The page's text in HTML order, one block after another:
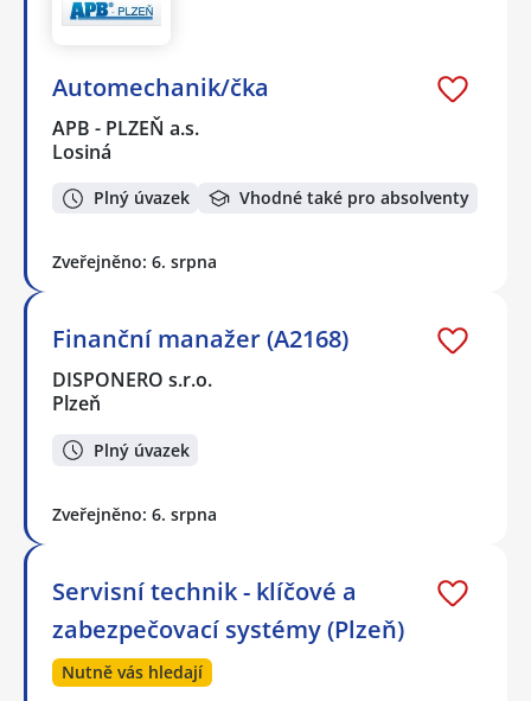
Automechanik/čka
APB - PLZEŇ a.s.
Losiná
Plný úvazek Vhodné také pro absolventy
Zveřejněno: 6. srpna
Finanční manažer (A2168)
DISPONERO s.r.o.
Plzeň
Plný úvazek
Zveřejněno: 6. srpna
Servisní technik - klíčové a
zabezpečovací systémy (Plzeň)
Nutně vás hledají